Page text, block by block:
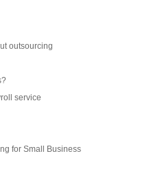
outsourcing
service
for Small Business